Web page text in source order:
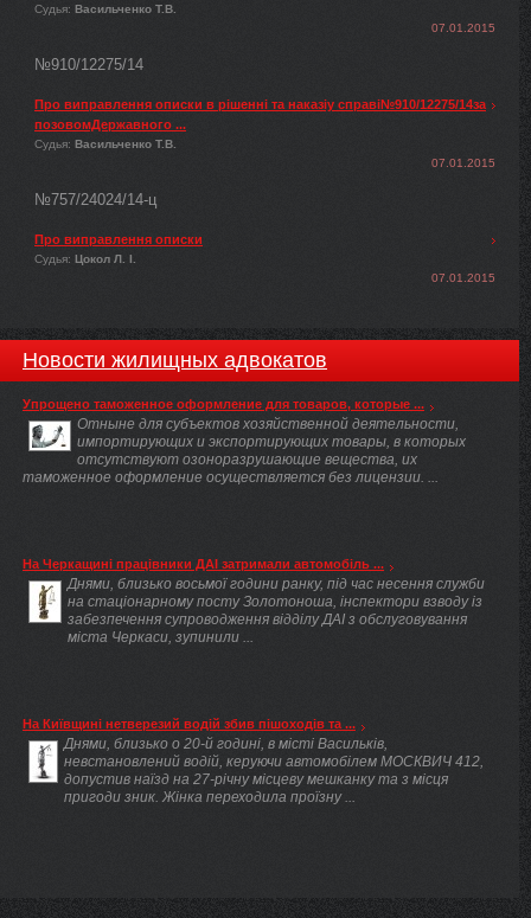
Судья: Васильченко Т.В.
07.01.2015
№910/12275/14
Про виправлення описки в рішенні та наказіу справі№910/12275/14за
позовомДержавного ...
Судья: Васильченко Т.В.
07.01.2015
№757/24024/14-ц
Про виправлення описки
Судья: Цокол Л. І.
07.01.2015
Новости жилищных адвокатов
Упрощено таможенное оформление для товаров, которые ...
Отныне для субъектов хозяйственной деятельности,
импортирующих и экспортирующих товары, в которых
отсутствуют озоноразрушающие вещества, их
таможенное оформление осуществляется без лицензии. ...
На Черкащині працівники ДАІ затримали автомобіль ...
Днями, близько восьмої години ранку, під час несення служби
на стаціонарному посту Золотоноша, інспектори взводу із
забезпечення супроводження відділу ДАІ з обслуговування
міста Черкаси, зупинили ...
На Київщині нетверезий водій збив пішоходів та ...
Днями, близько о 20-й годині, в місті Васильків,
невстановлений водій, керуючи автомобілем МОСКВИЧ 412,
допустив наїзд на 27-річну місцеву мешканку та з місця
пригоди зник. Жінка переходила проїзну ...